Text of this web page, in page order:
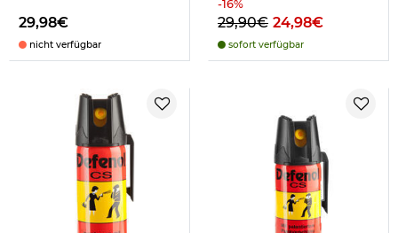
29,98€
nicht verfügbar
-16%
29,90€ 24,98€
sofort verfügbar